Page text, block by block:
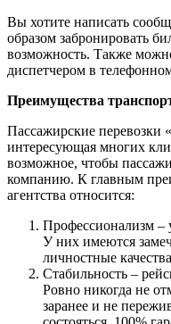
Вы хотите написать
образом забронировать
возможность. Также
диспетчером в
Преимущества
Пассажирские перевозки
интересующая многих
возможное, чтобы
компанию. К главным
агентства относится:
Профессионализм –
У них имеются
личностные
Стабильность –
Ровно никогда не
заранее и не